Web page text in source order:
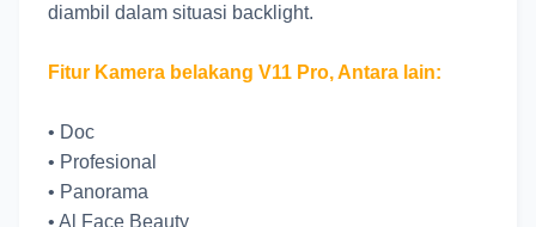
diambil dalam situasi backlight.
Fitur Kamera belakang V11 Pro, Antara lain:
• Doc
• Profesional
• Panorama
• Al Face Beauty